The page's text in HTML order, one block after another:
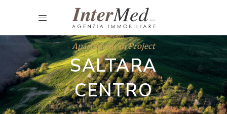
Apartement in Project
SALTARA
CENTRO